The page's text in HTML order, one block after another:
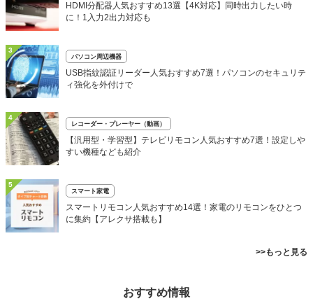
HDMI分配器人気おすすめ13選【4K対応】同時出力したい時
に！1入力2出力対応も
3
パソコン周辺機器
USB指紋認証リーダー人気おすすめ7選！パソコンのセキュリテ
ィ強化を外付けで
4
レコーダー・プレーヤー（動画）
【汎用型・学習型】テレビリモコン人気おすすめ7選！設定しや
すい機種なども紹介
5
スマート家電
スマートリモコン人気おすすめ14選！家電のリモコンをひとつ
に集約【アレクサ搭載も】
>>もっと見る
おすすめ情報